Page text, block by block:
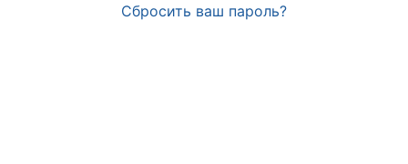
Сбросить ваш пароль?